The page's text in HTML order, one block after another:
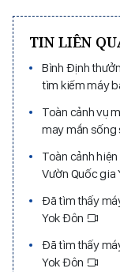
TIN LIÊN
Bình Định
tìm kiếm máy
Toàn cảnh vụ
may mắn sống
Toàn cảnh
Vườn Quốc gia
Đã tìm thấy
Yok Đôn
Đã tìm thấy
Yok Đôn